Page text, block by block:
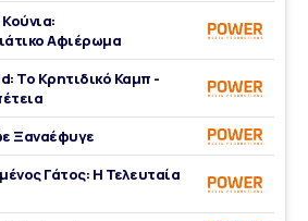
Αφιέρωμα
Το Κρητιδικό Καμπ -
Ξαναέφυγε
Γάτος: Η Τελευταία